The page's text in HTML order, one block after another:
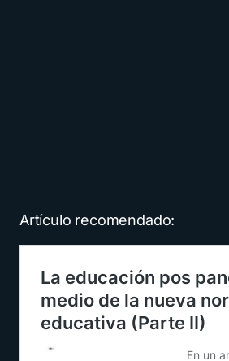
Artículo recomendado: